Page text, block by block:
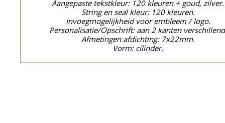
Aangepaste tekstkleur: 120 kleuren + goud, zilver.
String en seal kleur: 120 kleuren.
Invoegmogelijkheid voor embleem / logo.
Personalisatie/Opschrift: aan 2 kanten
Afmetingen afdichting: 7x22mm.
Vorm: cilinder.